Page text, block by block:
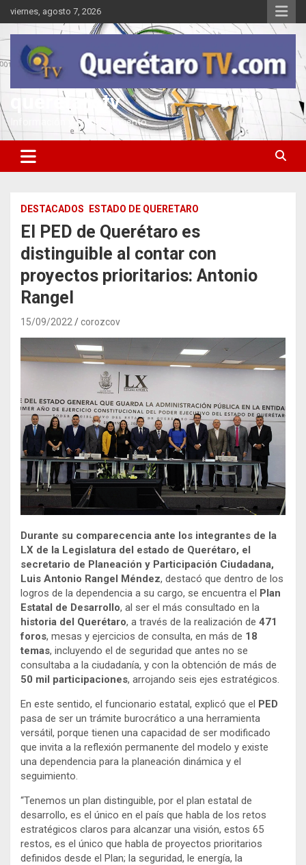
Saltar
al
contenido
viernes, agosto 7, 2026
queretarotv
Información y entretenimiento
DESTACADOS ESTADO DE QUERETARO
El PED de Querétaro es
distinguible al contar con
proyectos prioritarios: Antonio
Rangel
15/09/2022 corozcov
Durante su comparecencia ante los integrantes de la
LX de la Legislatura del estado de Querétaro, el
secretario de Planeación y Participación Ciudadana,
Luis Antonio Rangel Méndez, destacó que dentro de los
logros de la dependencia a su cargo, se encuentra el Plan
Estatal de Desarrollo, al ser el más consultado en la
historia del Querétaro, a través de la realización de 471
foros, mesas y ejercicios de consulta, en más de 18
temas, incluyendo el de seguridad que antes no se
consultaba a la ciudadanía, y con la obtención de más de
50 mil participaciones, arrojando seis ejes estratégicos.
En este sentido, el funcionario estatal, explicó que el PED
pasa de ser un trámite burocrático a una herramienta
versátil, porque tienen una capacidad de ser modificado
que invita a la reflexión permanente del modelo y existe
una dependencia para la planeación dinámica y el
seguimiento.
“Tenemos un plan distinguible, por el plan estatal de
desarrollo, es el único en el país que habla de los retos
estratégicos claros para alcanzar una visión, estos 65
restos, es el único que habla de proyectos prioritarios
definidos desde el Plan; la seguridad, le energía, la